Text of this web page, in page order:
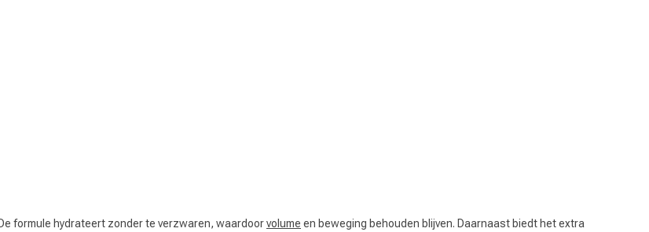
naar op zoek?
formule hydrateert zonder te verzwaren, waardoorvolume en beweging behouden blijven. Daarnaast biedt het extra